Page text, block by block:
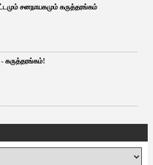
சனநாயகமும் கருத்தரங்கம்
- கருத்தரங்கம்!